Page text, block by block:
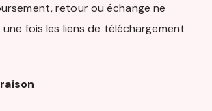
retour ou échange ne
fois les liens de téléchargement